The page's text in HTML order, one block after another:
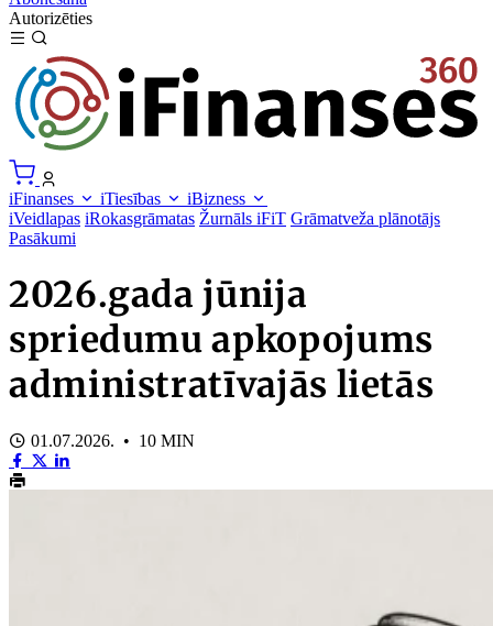
Autorizēties
iFinanses iTiesības
iBizness
iVeidlapas iRokasgrāmatas Žurnāls iFiT Grāmatveža plānotājs
Pasākumi
2026.gada jūnija
spriedumu apkopojums
administratīvajās lietās
01.07.2026. • 10 MIN